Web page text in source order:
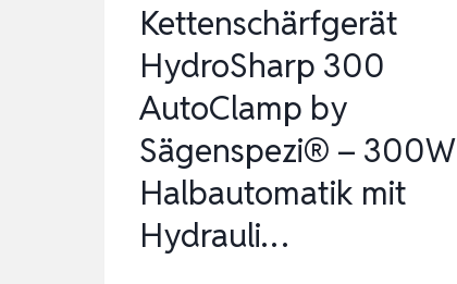
Kettenschärfgerät
HydroSharp 300
AutoClamp by
Sägenspezi® – 300W
Halbautomatik mit
Hydrauli…